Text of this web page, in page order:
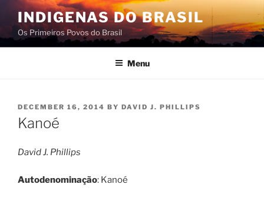
content
INDIGENAS DO BRASIL
Os Primeiros Povos do Brasil
Menu
POSTED
ON
DECEMBER 16, 2014 BY DAVID J. PHILLIPS
Kanoé
David J. Phillips
Autodenominação: Kanoé